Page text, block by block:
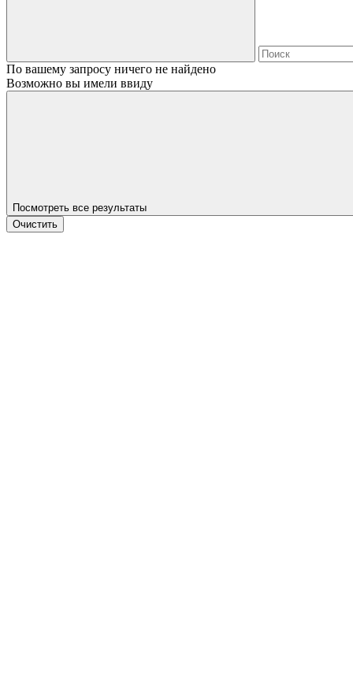
По вашему запросу ничего не найдено
Возможно вы имели ввиду
Посмотреть все результаты
Очистить